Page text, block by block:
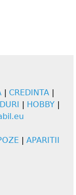
| CREDINTA|
HOBBY
APARITII